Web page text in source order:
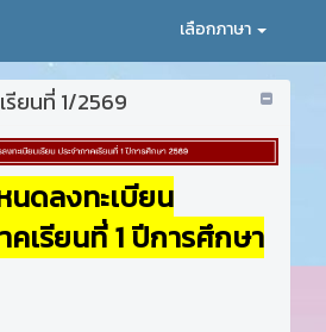
เลือกภาษา
รียนที่ 1/2569
นดลงทะเบียน
คเรียนที่ 1 ปีการศึกษา